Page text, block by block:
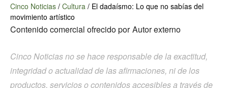
Cinco Noticias / Cultura / El dadaísmo: Lo que no sabías del
movimiento artístico
Contenido comercial ofrecido por Autor externo
Cinco Noticias no se hace responsable de la exactitud,
integridad o actualidad de las afirmaciones, ni de los
productos, servicios o contenidos accesibles a través de